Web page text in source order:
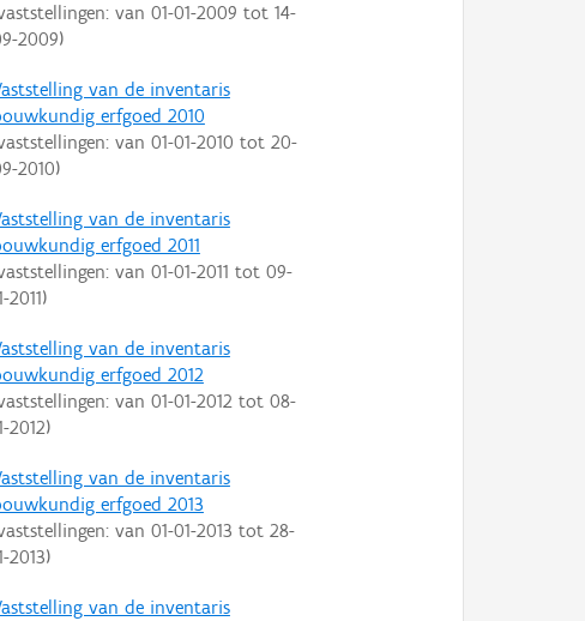
van 01-01-2009 tot 14-
2009)
van de inventaris
erfgoed 2010
van 01-01-2010 tot 20-
2010)
van de inventaris
erfgoed 2011
van 01-01-2011 tot 09-
2011)
van de inventaris
erfgoed 2012
van 01-01-2012tot 08-
2012)
van de inventaris
erfgoed 2013
van 01-01-2013 tot 28-
2013)
van de inventaris